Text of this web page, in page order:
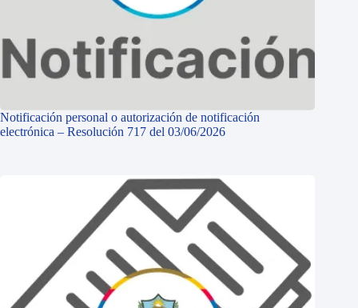
Notificación personal o autorización de notificación
electrónica – Resolución 717 del 03/06/2026